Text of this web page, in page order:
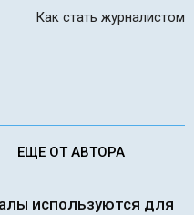
Как стать журналистом
ЕЩЕ ОТ АВТОРА
используются для